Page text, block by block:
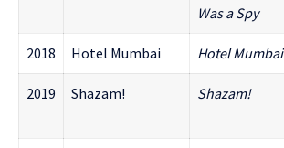
Was a Spy
2018 Hotel Mumbai Hotel Mumbai
2019 Shazam! Shazam!